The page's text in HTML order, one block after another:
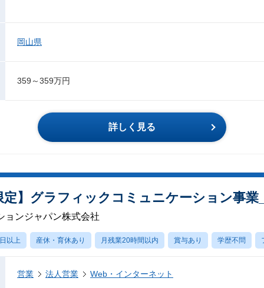
岡山県
359～359万円
詳しく見る
定】グラフィックコミュニケーション事業
ョンジャパン株式会社
以上 産休・育休あり 月残業20時間以内 賞与あり 学歴不問
営業 法人営業 Web・インターネット